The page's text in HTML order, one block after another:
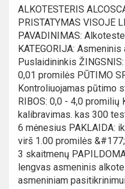
ALKOTESTERIS
PRISTATYMAS VISOJE
PAVADINIMAS:
KATEGORIJA:
Puslaidininkis
0,01 promilės PŪTIMO
Kontroliuojamas pūtimo
RIBOS: 0,0 - 4,0 promilių
kalibravimas. kas 300
6 mėnesius PAKLAIDA:
virš 1.00 promilės
3 skaitmenų
lengvas asmeninis
asmeniniam